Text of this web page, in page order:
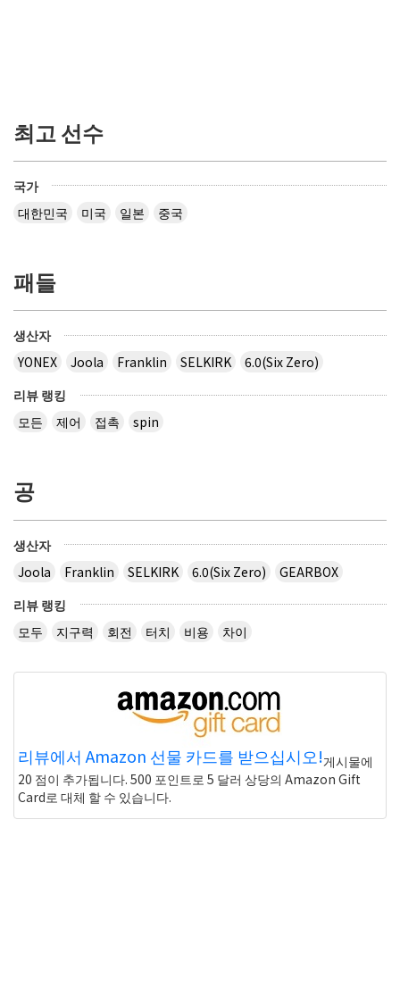
최고 선수
국가
대한민국
미국 일본 중국
패들
생산자
YONEX
Joola Franklin SELKIRK
6.0(Six Zero)
리뷰 랭킹
모든
제어 접촉 spin
공
생산자
Joola
Franklin SELKIRK 6.0(Six Zero)
GEARBOX
리뷰 랭킹
모두
지구력 회전 터치 비용 차이
리뷰에서 Amazon 선물 카드를 받으십시오!게시물에
20 점이 추가됩니다. 500 포인트로 5 달러 상당의 Amazon Gift
Card로 대체 할 수 있습니다.